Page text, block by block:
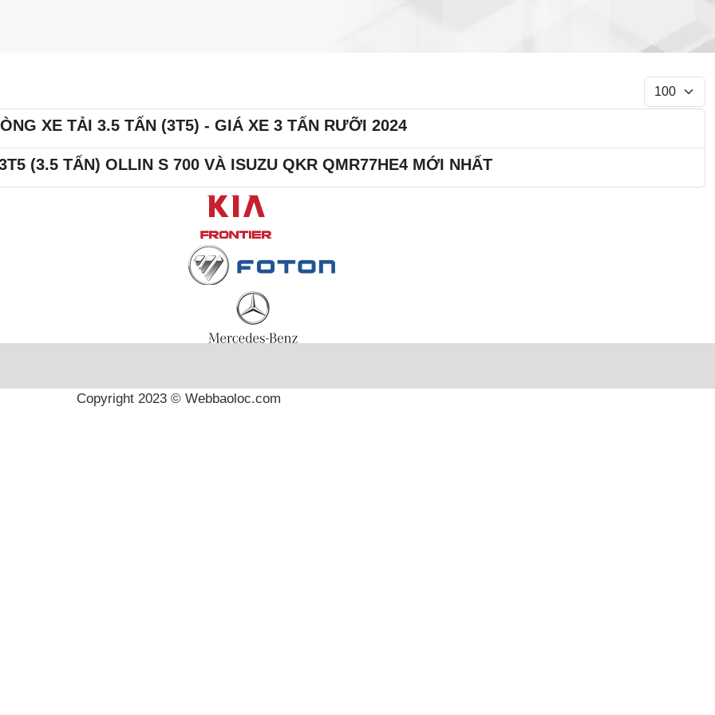
Display #
XE TẢI 3.5 TẤN (3T5) - GIÁ XE 3 TẤN RƯỠI 2024
(3.5 TẤN) OLLIN S 700 VÀ ISUZU QKR QMR77HE4 MỚI NHẤT
Copyright 2023 © Webbaoloc.com